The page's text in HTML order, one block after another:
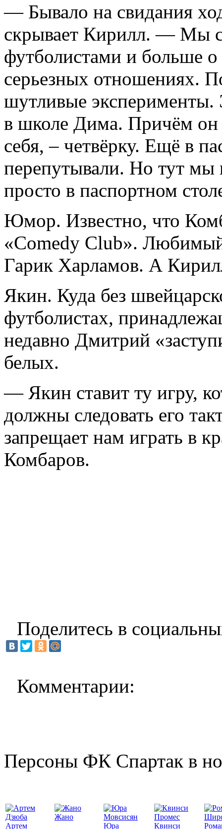
— Бывало на свидания
скрывает Кирилл. — Мы с
футболистами и больше
серьезных отношениях.
шутливые эксперименты.
в школе Дима. Причём
себя, – четвёрку. Ещё в
перепутывали. Но тут мы
просто в паспортном
Юмор. Известно, что
«Comedy Club».
Гарик Харламов. А
Якин. Куда без
футболистах,
недавно Дмитрий
белых.
— Якин ставит ту игру,
должны следовать его
запрещает нам играть в
Комбаров.
Поделитесь в
Комментарии:
Персоны ФК Спартак в
Артем
Жано
Юра
Квинси